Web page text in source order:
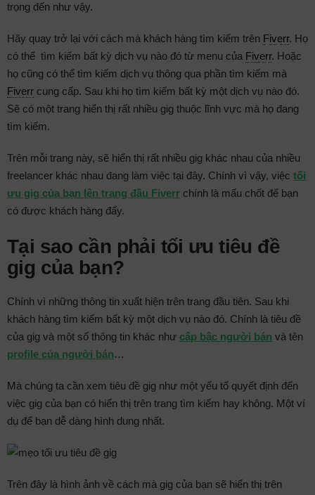
trọng đến như vậy.
Hãy quay trở lại với cách mà khách hàng tìm kiếm trên Fiverr. Họ
có thể tìm kiếm bất kỳ dịch vụ nào đó từ menu của Fiverr. Hoặc
họ cũng có thể tìm kiếm dịch vụ thông qua phần tìm kiếm mà
Fiverr cung cấp. Sau khi họ tìm kiếm bất kỳ một dịch vụ nào đó.
Sẽ có một trang hiển thị rất nhiều gig thuộc lĩnh vực mà họ đang
tìm kiếm.
Trên mỗi trang này, sẽ hiển thị rất nhiều gig khác nhau của nhiều
freelancer khác nhau đang làm việc tại đây. Chính vì vậy, việc tối
ưu gig của bạn lên trang đầu Fiverr chính là mấu chốt để bạn
có được khách hàng đấy.
Tại sao cần phải tối ưu tiêu đề
gig của bạn?
Chính vì những thông tin xuất hiện trên trang đầu tiên. Sau khi
khách hàng tìm kiếm bất kỳ một dịch vụ nào đó. Chính là tiêu đề
của gig và một số thông tin khác như cấp bậc người bán và tên
profile của người bán…
Mà chúng ta cần xem tiêu đề gig như một yếu tố quyết định đến
việc gig của bạn có hiển thị trên trang tìm kiếm hay không. Một ví
dụ để bạn dễ dàng hình dung nhất.
Trên đây là hình ảnh về cách mà gig của bạn sẽ hiển thị trên